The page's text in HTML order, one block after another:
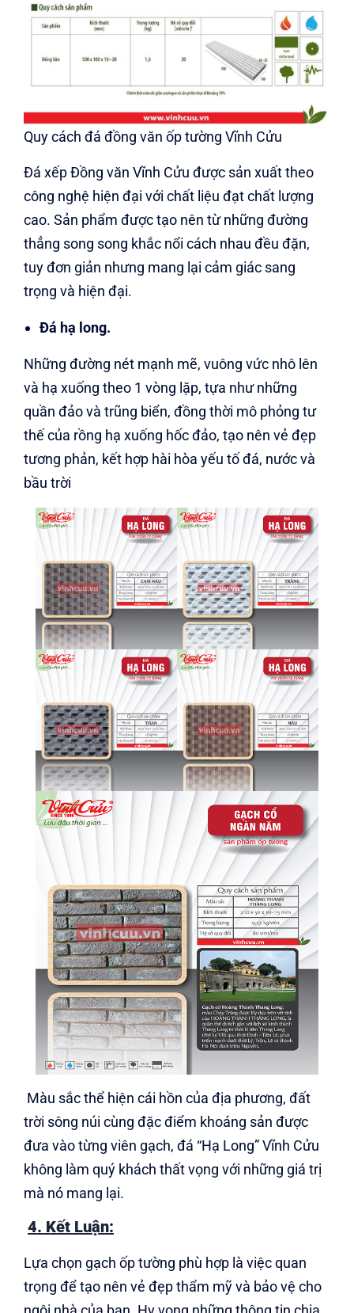
Quy cách đá đồng văn ốp tường Vĩnh Cửu
Đá xếp Đồng văn Vĩnh Cửu được sản xuất theo
công nghệ hiện đại với chất liệu đạt chất lượng
cao. Sản phẩm được tạo nên từ những đường
thẳng song song khắc nổi cách nhau đều đặn,
tuy đơn giản nhưng mang lại cảm giác sang
trọng và hiện đại.
Đá hạ long.
Những đường nét mạnh mẽ, vuông vức nhô lên
và hạ xuống theo 1 vòng lặp, tựa như những
quần đảo và trũng biển, đồng thời mô phỏng tư
thế của rồng hạ xuống hốc đảo, tạo nên vẻ đẹp
tương phản, kết hợp hài hòa yếu tố đá, nước và
bầu trời
Màu sắc thể hiện cái hồn của địa phương, đất
trời sông núi cùng đặc điểm khoáng sản được
đưa vào từng viên gạch, đá “Hạ Long” Vĩnh Cửu
không làm quý khách thất vọng với những giá trị
mà nó mang lại.
4. Kết Luận:
Lựa chọn gạch ốp tường phù hợp là việc quan
trọng để tạo nên vẻ đẹp thẩm mỹ và bảo vệ cho